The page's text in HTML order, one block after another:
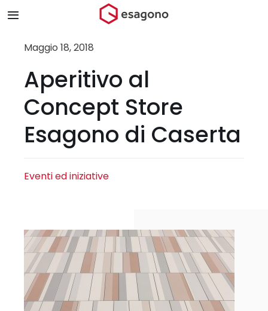
contenuto
Toggle
Navigation
Chi siamo
Prodotti & Brand
Contatti
Maggio 18, 2018
Aperitivo al
Concept Store
Esagono di Caserta
Eventi ed iniziative